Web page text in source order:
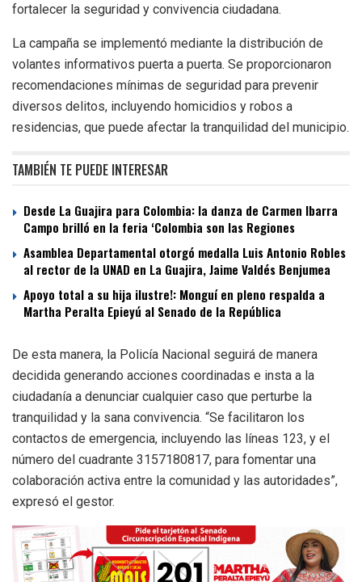
fortalecer la seguridad y convivencia ciudadana.
La campaña se implementó mediante la distribución de
volantes informativos puerta a puerta. Se proporcionaron
recomendaciones mínimas de seguridad para prevenir
diversos delitos, incluyendo homicidios y robos a
residencias, que puede afectar la tranquilidad del municipio.
TAMBIÉN TE PUEDE INTERESAR
Desde La Guajira para Colombia: la danza de Carmen Ibarra
Campo brilló en la feria ‘Colombia son las Regiones
Asamblea Departamental otorgó medalla Luis Antonio Robles
al rector de la UNAD en La Guajira, Jaime Valdés Benjumea
Apoyo total a su hija ilustre!: Monguí en pleno respalda a
Martha Peralta Epieyú al Senado de la República
De esta manera, la Policía Nacional seguirá de manera
decidida generando acciones coordinadas e insta a la
ciudadanía a denunciar cualquier caso que perturbe la
tranquilidad y la sana convivencia. “Se facilitaron los
contactos de emergencia, incluyendo las líneas 123, y el
número del cuadrante 3157180817, para fomentar una
colaboración activa entre la comunidad y las autoridades”,
expresó el gestor.